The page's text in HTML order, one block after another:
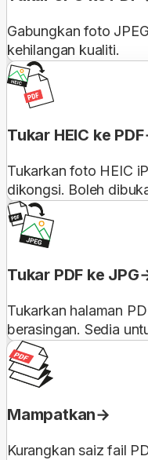
Gabungkan foto
kehilangan kualiti.
Tukar HEIC ke PDF
Tukarkan foto HEIC
dikongsi. Boleh
Tukar PDF ke JPG
Tukarkan halaman
berasingan. Sedia
Mampatkan
Kurangkan saiz fail